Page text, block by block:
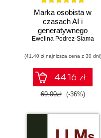
Marka osobista w
czasach AI i
generatywnego
wyszukiwania
Ewelina Podrez-Siama
(41,40 zł najniższa cena z 30 dni)
44.16 zł
69.00zł (-36%)